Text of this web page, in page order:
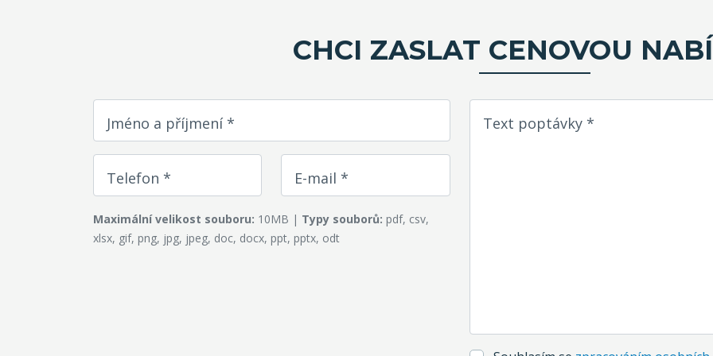
CHCI ZASLAT CENOVOU
Jméno a příjmení *
Telefon * E-mail *
Maximální velikost souboru: 10MB | Typy souborů: pdf, csv,
xlsx, gif, png, jpg, jpeg, doc, docx, ppt, pptx, odt
Text poptávky *